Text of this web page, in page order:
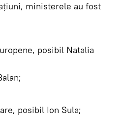
ministerele au fost
posibil Natalia
posibil Ion Sula;